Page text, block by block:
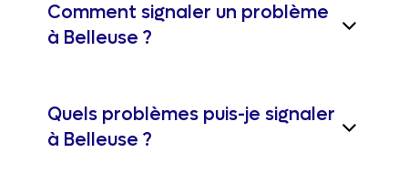
Comment signaler un problème
à Belleuse ?
Quels problèmes puis-je signaler
à Belleuse ?